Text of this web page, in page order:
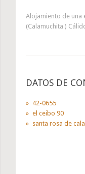
Alojamiento de una
(Calamuchita )
DATOS DE
42-0655
el ceibo 90
santa rosa de